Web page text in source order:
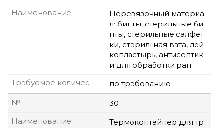
Перевязочный материа
л: бинты, стерильные би
нты, стерильные салфет
ки, стерильная вата, лей
копластырь, антисептик
и для обработки ран
Наименование
по требованию
Требуемое количество, шт
30
№
Термоконтейнер для тр
Наименование